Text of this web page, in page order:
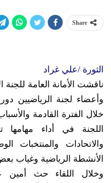
Share
الثورة /علي غراد
ناقشت الأمانة العامة
وأعضاء لجنة الرياضيين
خلال الفترة القادمة
اللجنة في أداء مهامها
والاتحادات والمنتخبات
الأنشطة الرياضية وغياب
وخلال اللقاء حث أمين